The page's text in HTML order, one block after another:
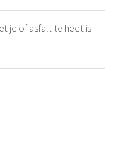
je of asfalt te heet is